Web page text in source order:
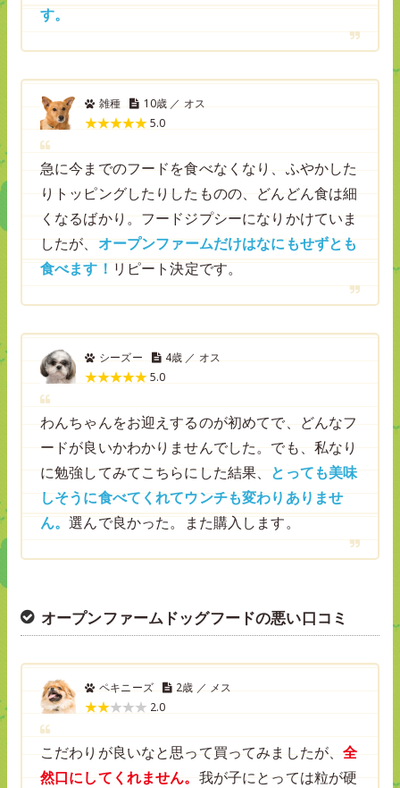
す。
雑種
10歳 ／ オス
5.0
急に今までのフードを食べなくなり、ふやかした
りトッピングしたりしたものの、どんどん食は細
くなるばかり。フードジプシーになりかけていま
したが、 オープンファームだけはなにもせずとも
食べます！ リピート決定です。
シーズー
4歳 ／ オス
5.0
わんちゃんをお迎えするのが初めてで、どんなフ
ードが良いかわかりませんでした。でも、私なり
に勉強してみてこちらにした結果、 とっても美味
しそうに食べてくれてウンチも変わりありませ
ん。選んで良かった。また購入します。
オープンファームドッグフードの悪い口コミ
ペキニーズ
2歳 ／ メス
2.0
こだわりが良いなと思って買ってみましたが、全
然口にしてくれません。 我が子にとっては粒が硬